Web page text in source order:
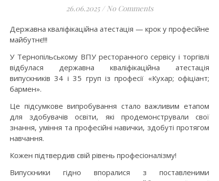
26.06.2025 / No Comments
Державна кваліфікаційна атестація — крок у професійне
майбутнє!!!
У Тернопільському ВПУ ресторанного сервісу і торгівлі
відбулася державна кваліфікаційна атестація
випускників 34 і 35 груп із професії «Кухар; офіціант;
бармен».
Це підсумкове випробування стало важливим етапом
для здобувачів освіти, які продемонстрували свої
знання, уміння та професійні навички, здобуті протягом
навчання.
Кожен підтвердив свій рівень професіоналізму!
Випускники гідно впоралися з поставленими